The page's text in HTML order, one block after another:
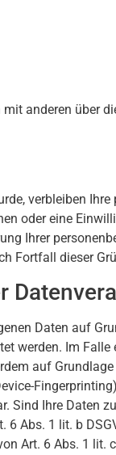
anderen über
verbleiben
oder eine
Ihrer
Fortfall dieser
Daten auf
werden. Im
auf
Sind Ihre Daten
Abs. 1 lit. b
Art. 6 Abs. 1 lit.